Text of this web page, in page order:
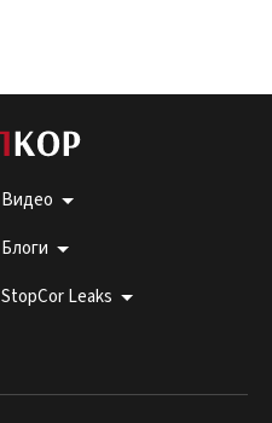
Видео
Блоги
StopCor Leaks